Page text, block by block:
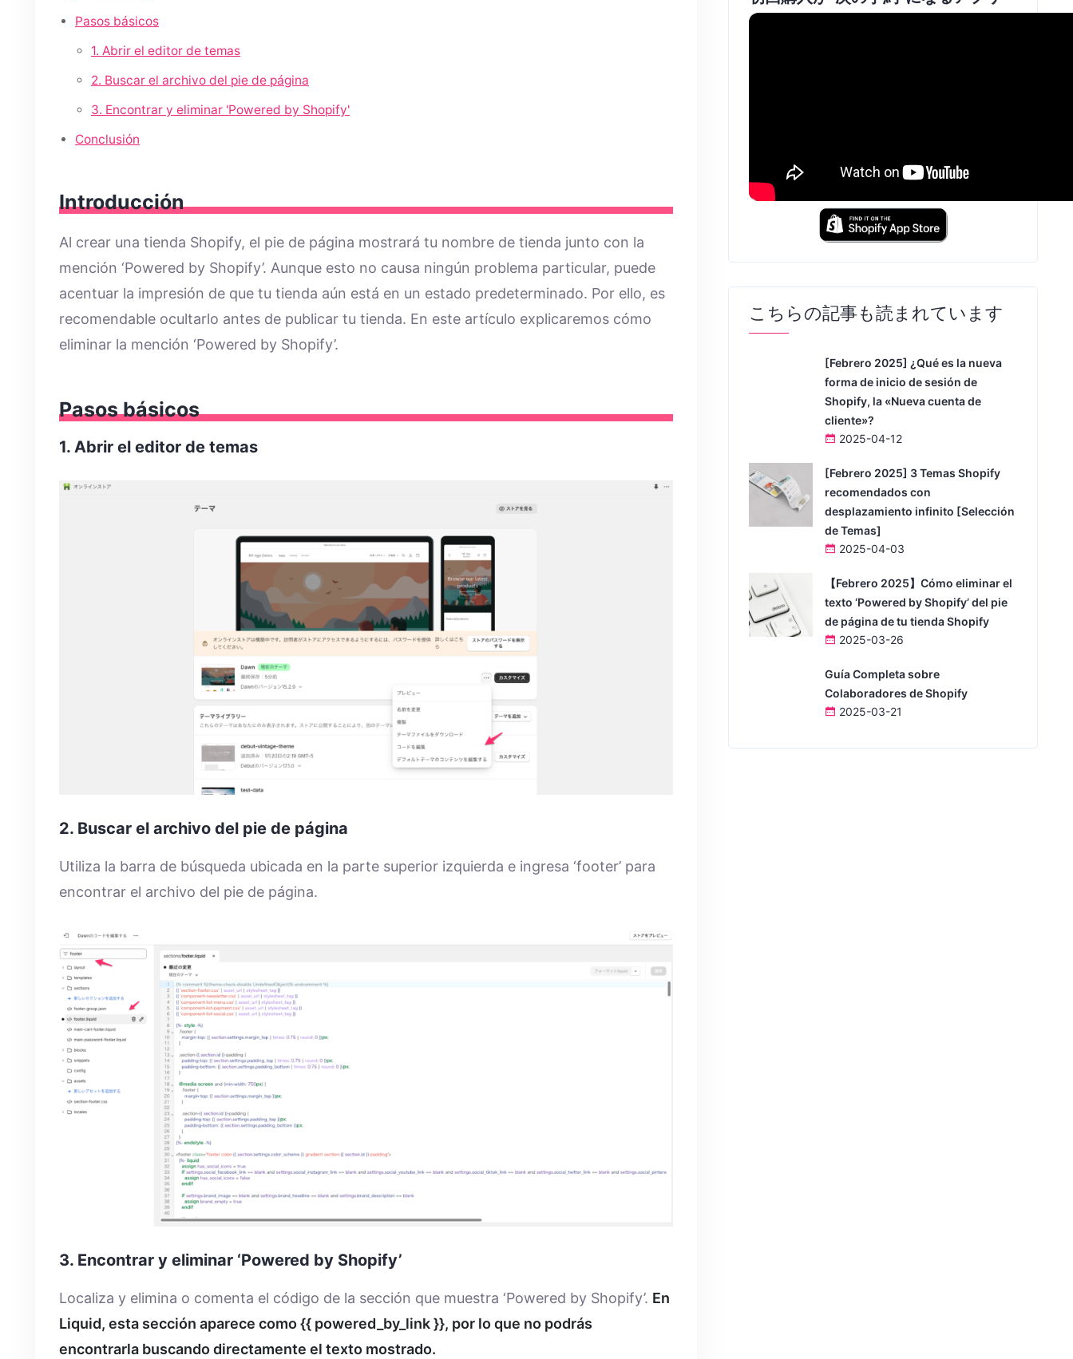
Pasos básicos
1. Abrir el editor de temas
2. Buscar el archivo del pie de página
3. Encontrar y eliminar 'Powered by Shopify'
Conclusión
Introducción
Al crear una tienda Shopify, el pie de página mostrará tu nombre de tienda junto con la
mención ‘Powered by Shopify’. Aunque esto no causa ningún problema particular, puede
acentuar la impresión de que tu tienda aún está en un estado predeterminado. Por ello, es
recomendable ocultarlo antes de publicar tu tienda. En este artículo explicaremos cómo
eliminar la mención ‘Powered by Shopify’.
Pasos básicos
1. Abrir el editor de temas
2. Buscar el archivo del pie de página
Utiliza la barra de búsqueda ubicada en la parte superior izquierda e ingresa ‘footer’ para
encontrar el archivo del pie de página.
3. Encontrar y eliminar ‘Powered by Shopify’
Localiza y elimina o comenta el código de la sección que muestra ‘Powered by Shopify’. En
Liquid, esta sección aparece como {{ powered_by_link }}, por lo que no podrás
encontrarla buscando directamente el texto mostrado.
こちらの記事も読まれています
[Febrero 2025] ¿Qué es la nueva
forma de inicio de sesión de
Shopify, la «Nueva cuenta de
cliente»?
2025-04-12
[Febrero 2025] 3 Temas Shopify
recomendados con
desplazamiento infinito [Selección
de Temas]
2025-04-03
【Febrero 2025】Cómo eliminar el
texto ‘Powered by Shopify’ del pie
de página de tu tienda Shopify
2025-03-26
Guía Completa sobre
Colaboradores de Shopify
2025-03-21